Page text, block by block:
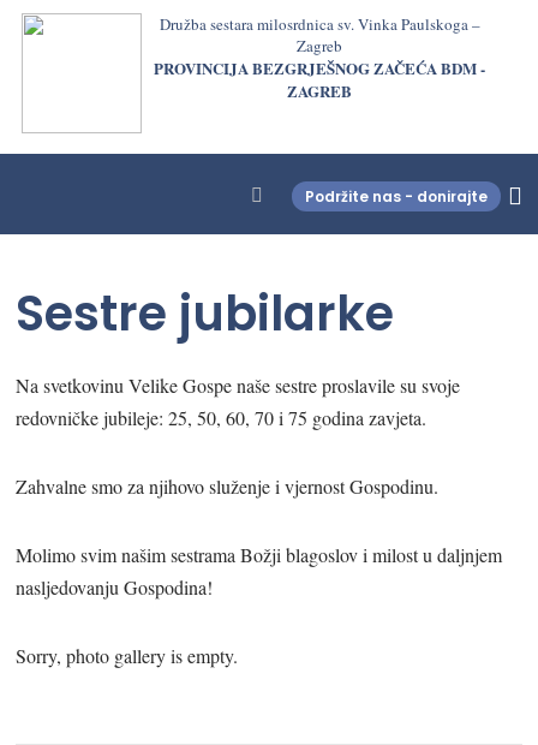
Družba sestara milosrdnica sv. Vinka Paulskoga –
Zagreb
PROVINCIJA BEZGRJEŠNOG ZAČEĆA BDM -
ZAGREB
Podržite nas - donirajte
Sestre jubilarke
Na svetkovinu Velike Gospe naše sestre proslavile su svoje
redovničke jubileje: 25, 50, 60, 70 i 75 godina zavjeta.
Zahvalne smo za njihovo služenje i vjernost Gospodinu.
Molimo svim našim sestrama Božji blagoslov i milost u daljnjem
nasljedovanju Gospodina!
Sorry, photo gallery is empty.